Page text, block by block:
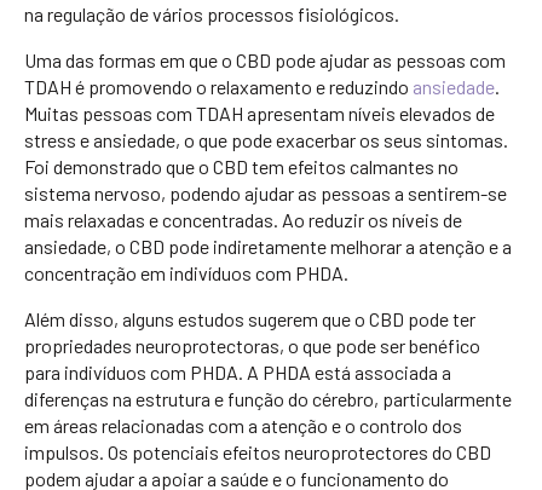
na regulação de vários processos fisiológicos.
Uma das formas em que o CBD pode ajudar as pessoas com
TDAH é promovendo o relaxamento e reduzindo ansiedade.
Muitas pessoas com TDAH apresentam níveis elevados de
stress e ansiedade, o que pode exacerbar os seus sintomas.
Foi demonstrado que o CBD tem efeitos calmantes no
sistema nervoso, podendo ajudar as pessoas a sentirem-se
mais relaxadas e concentradas. Ao reduzir os níveis de
ansiedade, o CBD pode indiretamente melhorar a atenção e a
concentração em indivíduos com PHDA.
Além disso, alguns estudos sugerem que o CBD pode ter
propriedades neuroprotectoras, o que pode ser benéfico
para indivíduos com PHDA. A PHDA está associada a
diferenças na estrutura e função do cérebro, particularmente
em áreas relacionadas com a atenção e o controlo dos
impulsos. Os potenciais efeitos neuroprotectores do CBD
podem ajudar a apoiar a saúde e o funcionamento do